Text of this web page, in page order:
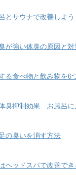
とサウナで改善しよう
が強い体臭の原因と対
る食べ物と飲み物を6
臭抑制効果 お風呂に
の臭いを消す方法
ヘッドスパで改善でき